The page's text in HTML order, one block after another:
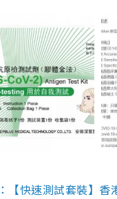
【快速測試套裝】